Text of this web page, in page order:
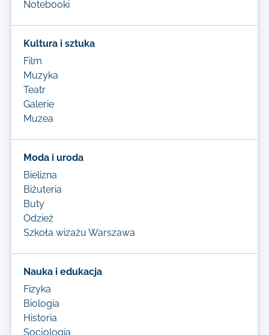
Notebooki
Kultura i sztuka
Film
Muzyka
Teatr
Galerie
Muzea
Moda i uroda
Bielizna
Biżuteria
Buty
Odzież
Szkoła wizażu Warszawa
Nauka i edukacja
Fizyka
Biologia
Historia
Socjologia